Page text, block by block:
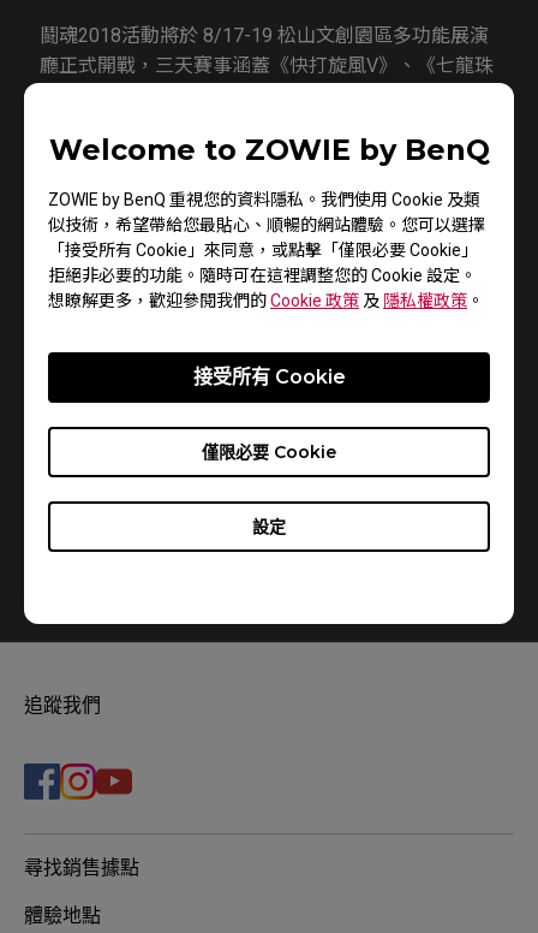
Welcome to ZOWIE by BenQ
ZOWIE by BenQ 重視您的資料隱私。我們使用 Cookie 及類
似技術，希望帶給您最貼心、順暢的網站體驗。您可以選擇
「接受所有 Cookie」來同意，或點擊「僅限必要 Cookie」
拒絕非必要的功能。隨時可在這裡調整您的 Cookie 設定。
想瞭解更多，歡迎參閱我們的Cookie 政策 及 隱私權政策 。
設定
僅限必要 Cookie
接受所有 Cookie
鬪魂2018活動將於 8/17-19 松山文創園區多功能展演
廳正式開戰，三天賽事涵蓋《快打旋風V》、《七龍珠
賽事，提供經常決戰於毫秒之間的的格鬥電競選手無
延遲、即時反應的最佳遊戲體驗。
RL系列家機型電競專用顯示器除擁有無延遲技術外，
RL2460顯示器更具有「面對面對戰台(Head to
Head)」功能，推薦給各位玩家親自體驗感受，ZOWIE
玩家朋友前來體驗互動。
更多ZOWIE相關即時訊息:
https://www.facebook.com/ZOWIETaiwan/
追蹤我們
尋找銷售據點
體驗地點